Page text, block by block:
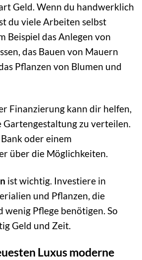
Geld. Wenn du handwerklich
du viele Arbeiten selbst
Beispiel das Anlegen von
das Bauen von Mauern
Pflanzen von Blumen und
Finanzierung kann dir helfen,
zu verteilen.
oder einem
über die Möglichkeiten.
ist wichtig. Investiere in
und Pflanzen, die
wenig Pflege benötigen. So
Geld und Zeit.
Luxus moderne